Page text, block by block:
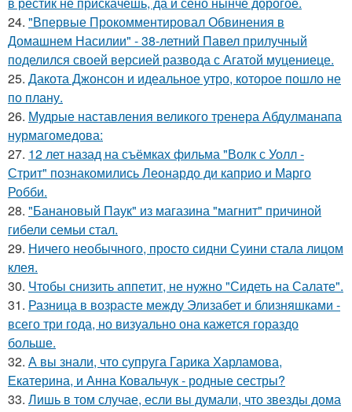
24. "Впервые Прокомментировал Обвинения в
Домашнем Насилии" - 38-летний Павел прилучный
поделился своей версией развода с Агатой муцениеце.
25. Дакота Джонсон и идеальное утро, которое пошло не
по плану.
26. Мудрые наставления великого тренера Абдулманапа
нурмагомедова:
27. 12 лет назад на съёмках фильма "Волк с Уолл -
Стрит" познакомились Леонардо ди каприо и Марго
Робби.
28. "Банановый Паук" из магазина "магнит" причиной
гибели семьи стал.
29. Ничего необычного, просто сидни Суини стала лицом
клея.
30. Чтобы снизить аппетит, не нужно "Сидеть на Салате".
31. Разница в возрасте между Элизабет и близняшками -
всего три года, но визуально она кажется гораздо
больше.
32. А вы знали, что супруга Гарика Харламова,
Екатерина, и Анна Ковальчук - родные сестры?
33. Лишь в том случае, если вы думали, что звезды дома